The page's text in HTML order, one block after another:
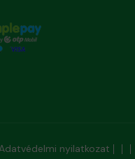
nyilatkozat